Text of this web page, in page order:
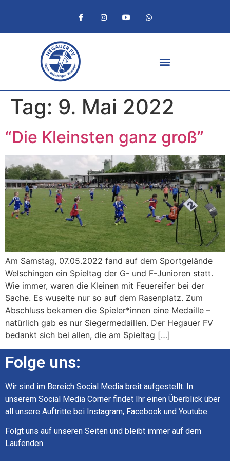
Tag: 9. Mai 2022
“Die Kleinsten ganz groß”
Am Samstag, 07.05.2022 fand auf dem Sportgelände
Welschingen ein Spieltag der G- und F-Junioren statt.
Wie immer, waren die Kleinen mit Feuereifer bei der
Sache. Es wuselte nur so auf dem Rasenplatz. Zum
Abschluss bekamen die Spieler*innen eine Medaille –
natürlich gab es nur Siegermedaillen. Der Hegauer FV
bedankt sich bei allen, die am Spieltag […]
Folge uns:
Wir sind im Bereich Social Media breit aufgestellt. In
unserem Social Media Corner findet Ihr einen Überblick über
all unsere Auftritte bei Instagram, Facebook und Youtube.
Folgt uns auf unseren Seiten und bleibt immer auf dem
Laufenden.